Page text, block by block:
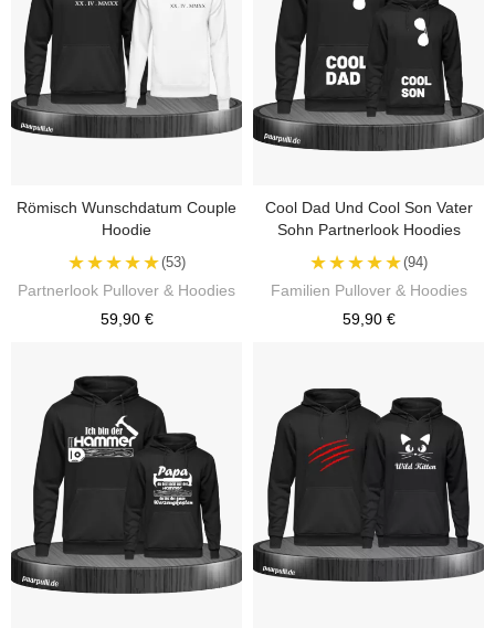
Römisch Wunschdatum Couple
Hoodie
★★★★★(53)
Partnerlook Pullover & Hoodies
59,90 €
Cool Dad Und Cool Son Vater
Sohn Partnerlook Hoodies
★★★★★(94)
Familien Pullover & Hoodies
59,90 €